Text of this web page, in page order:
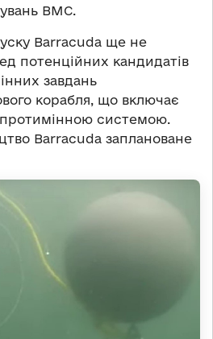
ВМС.
Barracuda ще не
потенційних кандидатів
завдань
корабля, що включає
протимінною системою.
Barracuda заплановане